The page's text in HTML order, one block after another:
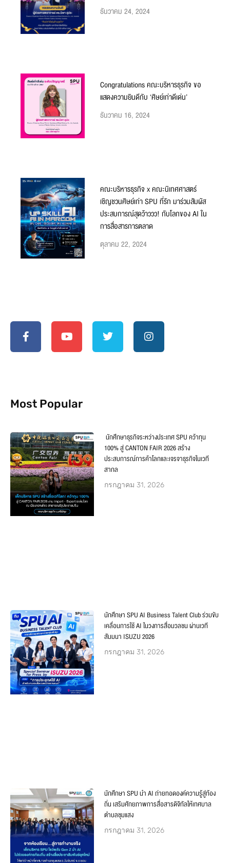
ธันวาคม 24, 2024
Congratulations คณะบริหารธุรกิจ ขอ
แสดงความยินดีกับ ‘ศิษย์เก่าดีเด่น’
ธันวาคม 16, 2024
คณะบริหารธุรกิจ x คณะนิเทศศาสตร์
เชิญชวนศิษย์เก่า SPU ที่รัก มาร่วมสัมผัส
ประสบการณ์สุดว้าววว! กับโลกของ AI ใน
การสื่อสารการตลาด
ตุลาคม 22, 2024
Most Popular
นักศึกษาธุรกิจระหว่างประเทศ SPU คว้าทุน
100% สู่ CANTON FAIR 2026 สร้าง
ประสบการณ์การค้าโลกและเจรจาธุรกิจในเวที
สากล
กรกฎาคม 31, 2026
นักศึกษา SPU AI Business Talent Club ร่วมขับ
เคลื่อนการใช้ AI ในวงการสื่อมวลชน ผ่านเวที
สัมมนา ISUZU 2026
กรกฎาคม 31, 2026
นักศึกษา SPU นำ AI ถ่ายทอดองค์ความรู้สู่ท้อง
ถิ่น เสริมศักยภาพการสื่อสารดิจิทัลให้เทศบาล
ตำบลชุมแสง
กรกฎาคม 31, 2026